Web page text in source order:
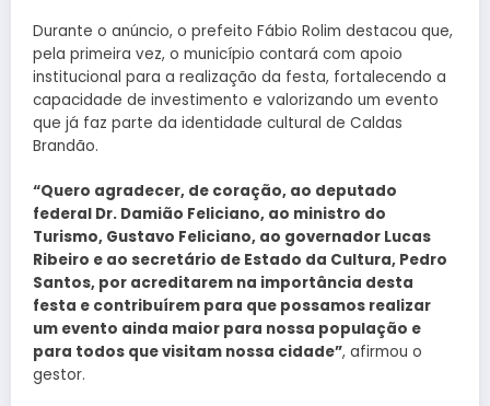
Durante o anúncio, o prefeito Fábio Rolim destacou que,
pela primeira vez, o município contará com apoio
institucional para a realização da festa, fortalecendo a
capacidade de investimento e valorizando um evento
que já faz parte da identidade cultural de Caldas
Brandão.
“Quero agradecer, de coração, ao deputado
federal Dr. Damião Feliciano, ao ministro do
Turismo, Gustavo Feliciano, ao governador Lucas
Ribeiro e ao secretário de Estado da Cultura, Pedro
Santos, por acreditarem na importância desta
festa e contribuírem para que possamos realizar
um evento ainda maior para nossa população e
para todos que visitam nossa cidade”, afirmou o
gestor.